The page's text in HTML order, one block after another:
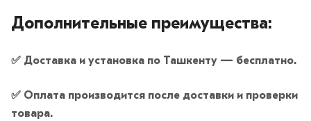
Дополнительные преимущества:
✅ Доставка и установка по Ташкенту — бесплатно.
✅ Оплата производится после доставки и проверки
товара.